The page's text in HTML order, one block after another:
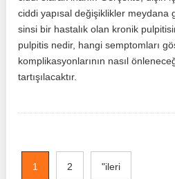
ciddi yapısal değişiklikler meydana
sinsi bir hastalık olan kronik
pulpitis nedir, hangi semptomları
komplikasyonlarının nasıl
tartışılacaktır.
1 2 "ileri